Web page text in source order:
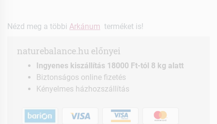
Nézd meg a többi Arkánum terméket is!
naturebalance.hu előnyei
Ingyenes kiszállítás 18000 Ft-tól 8 kg alatt
Biztonságos online fizetés
Kényelmes házhozszállítás